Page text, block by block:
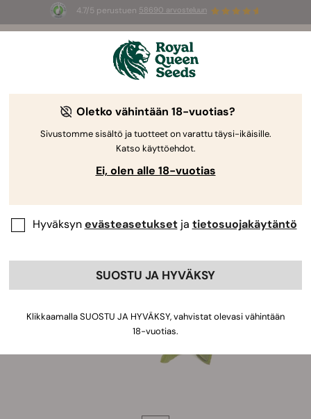
4.7/5 perustuen 58690 arvosteluun
Summer Sales: jopa –50 %
valikoiduista tuotteista! ⏤
Oletko vähintään 18-vuotias?
Sivustomme sisältö ja tuotteet on varattu täysi-ikäisille.
Katso käyttöehdot.
Ei, olen alle 18-vuotias
Hyväksynevästeasetuksetja tietosuojakäytäntö
SUOSTU JA HYVÄKSY
Klikkaamalla SUOSTU JA HYVÄKSY, vahvistat olevasi vähintään
18-vuotias.